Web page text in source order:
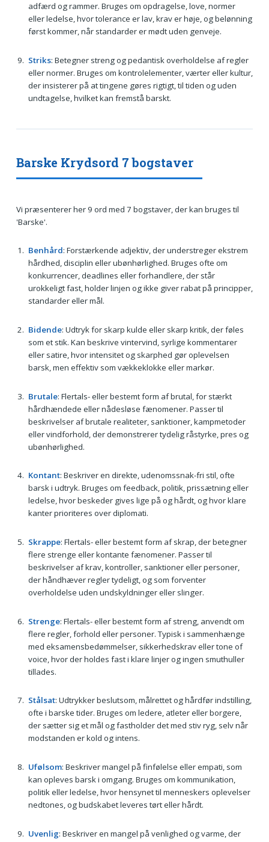
adfærd og rammer. Bruges om opdragelse, love, normer
eller ledelse, hvor tolerance er lav, krav er høje, og belønning
først kommer, når standarder er mødt uden genveje.
Striks: Betegner streng og pedantisk overholdelse af regler
eller normer. Bruges om kontrolelementer, værter eller kultur,
der insisterer på at tingene gøres rigtigt, til tiden og uden
undtagelse, hvilket kan fremstå barskt.
Barske Krydsord 7 bogstaver
Vi præsenterer her 9 ord med 7 bogstaver, der kan bruges til
'Barske'.
Benhård: Forstærkende adjektiv, der understreger ekstrem
hårdhed, disciplin eller ubønhørlighed. Bruges ofte om
konkurrencer, deadlines eller forhandlere, der står
urokkeligt fast, holder linjen og ikke giver rabat på principper,
standarder eller mål.
Bidende: Udtryk for skarp kulde eller skarp kritik, der føles
som et stik. Kan beskrive vintervind, syrlige kommentarer
eller satire, hvor intensitet og skarphed gør oplevelsen
barsk, men effektiv som vækkeklokke eller markør.
Brutale: Flertals- eller bestemt form af brutal, for stærkt
hårdhændede eller nådesløse fænomener. Passer til
beskrivelser af brutale realiteter, sanktioner, kampmetoder
eller vindforhold, der demonstrerer tydelig råstyrke, pres og
ubønhørlighed.
Kontant: Beskriver en direkte, udenomssnak-fri stil, ofte
barsk i udtryk. Bruges om feedback, politik, prissætning eller
ledelse, hvor beskeder gives lige på og hårdt, og hvor klare
kanter prioriteres over diplomati.
Skrappe: Flertals- eller bestemt form af skrap, der betegner
flere strenge eller kontante fænomener. Passer til
beskrivelser af krav, kontroller, sanktioner eller personer,
der håndhæver regler tydeligt, og som forventer
overholdelse uden undskyldninger eller slinger.
Strenge: Flertals- eller bestemt form af streng, anvendt om
flere regler, forhold eller personer. Typisk i sammenhænge
med eksamensbedømmelser, sikkerhedskrav eller tone of
voice, hvor der holdes fast i klare linjer og ingen smuthuller
tillades.
Stålsat: Udtrykker beslutsom, målrettet og hårdfør indstilling,
ofte i barske tider. Bruges om ledere, atleter eller borgere,
der sætter sig et mål og fastholder det med stiv ryg, selv når
modstanden er kold og intens.
Ufølsom: Beskriver mangel på finfølelse eller empati, som
kan opleves barsk i omgang. Bruges om kommunikation,
politik eller ledelse, hvor hensynet til menneskers oplevelser
nedtones, og budskabet leveres tørt eller hårdt.
Uvenlig: Beskriver en mangel på venlighed og varme, der